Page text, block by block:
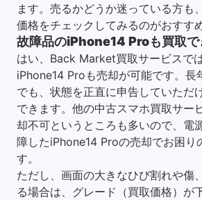
ます。売るかどうか迷っている方も
価格をチェックしてみるのがおすす
故障品のiPhone14 Proも買取で
はい、Back Market買取サービスで
iPhone14 Proも売却が可能です。長
でも、状態を正直に申告していただ
できます。他の中古スマホ買取サー
却不可というところも多いので、電
障したiPhone14 Proの売却でお困り
す。
ただし、画面の大きなひび割れや傷
る場合は、グレード（買取価格）が